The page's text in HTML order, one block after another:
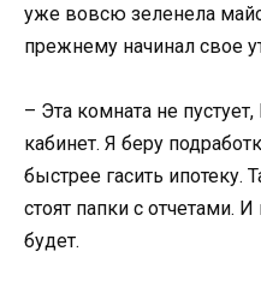
уже вовсю зеленела
прежнему начинал свое
– Эта комната не
кабинет. Я беру
быстрее гасить
стоят папки с отчетами.
будет.